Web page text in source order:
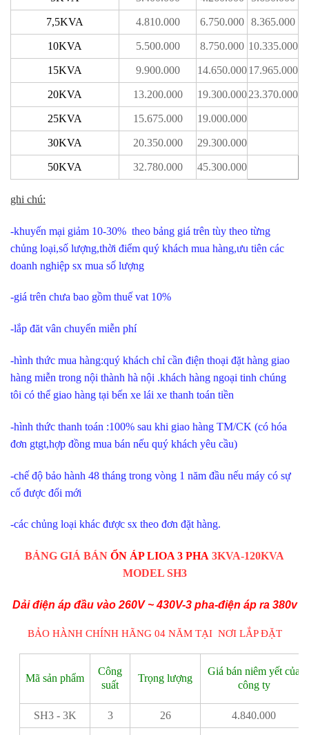
7,5KVA 4.810.000 6.750.000 8.365.000
10KVA 5.500.000 8.750.000 10.335.000
15KVA 9.900.000 14.650.000 17.965.000
20KVA 13.200.000 19.300.000 23.370.000
25KVA 15.675.000 19.000.000
30KVA 20.350.000 29.300.000
50KVA 32.780.000 45.300.000
ghi chú:
-khuyến mại giảm 10-30% theo bảng giá trên tùy theo từng
chủng loại,số lượng,thời điểm quý khách mua hàng,ưu tiên các
doanh nghiệp sx mua số lượng
-giá trên chưa bao gồm thuế vat 10%
-lắp đăt vân chuyển miễn phí
-hình thức mua hàng:quý khách chỉ cần điện thoại đặt hàng giao
hàng miễn trong nội thành hà nội .khách hàng ngoại tinh chúng
tôi có thể giao hàng tại bến xe lái xe thanh toán tiền
-hình thức thanh toán :100% sau khi giao hàng TM/CK (có hóa
đơn gtgt,hợp đồng mua bán nếu quý khách yêu cầu)
-chế độ bảo hành 48 tháng trong vòng 1 năm đầu nếu máy có sự
cố được đổi mới
-các chủng loại khác được sx theo đơn đặt hàng.
BẢNG GIÁ BÁN ỔN ÁP LIOA 3 PHA 3KVA-120KVA
MODEL SH3
Dải điện áp đầu vào 260V ~ 430V-3 pha-điện áp ra 380v
BẢO HÀNH CHÍNH HÃNG 04 NĂM TẠI NƠI LẮP ĐẶT
Mã sản phẩm
Công
suất
Trọng lượng
Giá bán niêm yết của
công ty
SH3 - 3K 3 26 4.840.000